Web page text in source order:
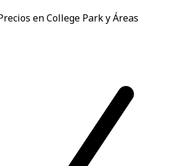
en College Park y Áreas